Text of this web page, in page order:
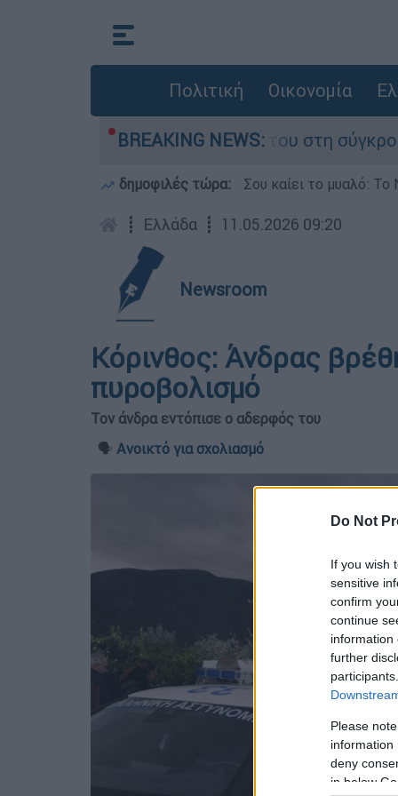
Do Not
If you wish
sensitive
confirm
continue
information
further
Please
information
deny
in below
Πολιτική Οικονομία
BREAKING NEWS:
που έχασε τη ζωή του στη σύγκρουση
δημοφιλές τώρα: Σου καίει το μυαλό:
┋ Ελλάδα ┋ 11.05.2026 09:20
Newsroom
Κόρινθος: Άνδρας
πυροβολισμό
Τον άνδρα εντόπισε ο αδερφός του
🗣️ Ανοικτό για σχολιασμό